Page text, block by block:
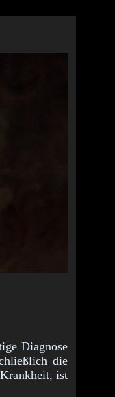
Diagnose
die
ist